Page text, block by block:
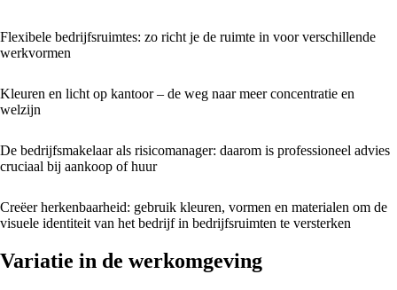
Flexibele bedrijfsruimtes: zo richt je de ruimte in voor verschillende
werkvormen
Kleuren en licht op kantoor – de weg naar meer concentratie en
welzijn
De bedrijfsmakelaar als risicomanager: daarom is professioneel advies
cruciaal bij aankoop of huur
Creëer herkenbaarheid: gebruik kleuren, vormen en materialen om de
visuele identiteit van het bedrijf in bedrijfsruimten te versterken
Variatie in de werkomgeving